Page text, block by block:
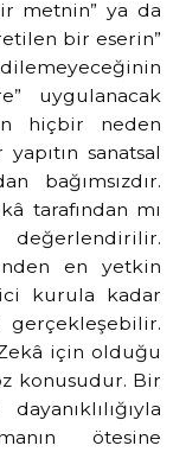
metnin” ya da
bir eserin”
uygulanacak
hiçbir neden
sanatsal
bağımsızdır.
tarafından mı
en yetkin
kurula kadar
için olduğu
konusudur. Bir
ötesine